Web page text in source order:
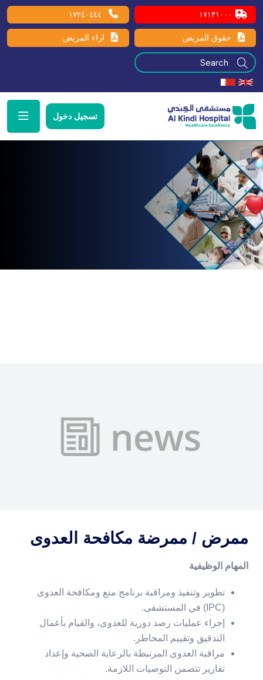
١٧١٣١٠٠٠ ١٧٢٤٠٤٤٤
حقوق المريض اراء المريض
تسجيل دخول
ممرض / ممرضة مكافحة العدوى
المهام الوظيفية
تطوير وتنفيذ ومراقبة برنامج منع ومكافحة العدوى
(IPC) في المستشفى.
إجراء عمليات رصد دورية للعدوى، والقيام بأعمال
التدقيق وتقييم المخاطر.
مراقبة العدوى المرتبطة بالرعاية الصحية وإعداد
تقارير تتضمن التوصيات اللازمة.